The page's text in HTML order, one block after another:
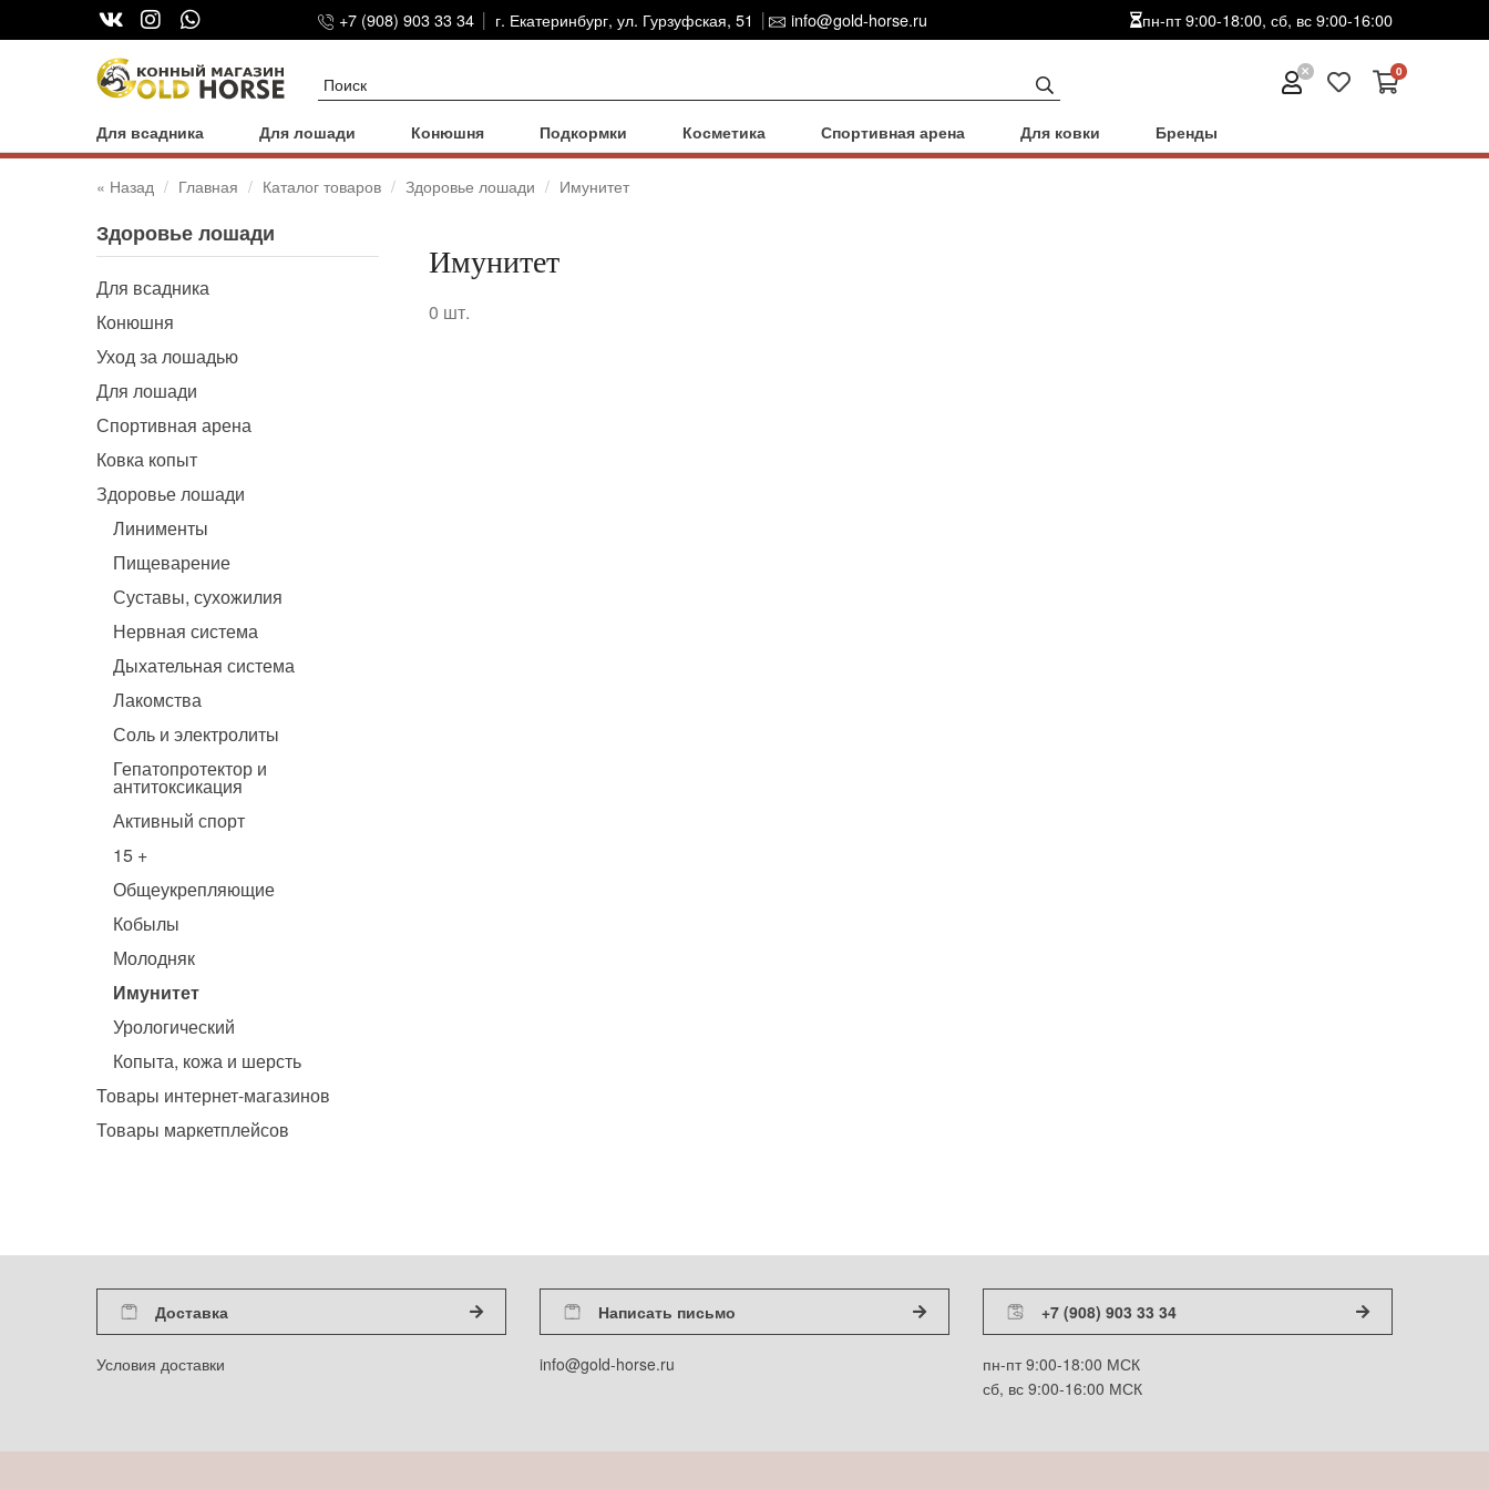
+7 (908) 903 33 34 г. Екатеринбург, ул. Гурзуфская, 51 info@gold-horse.ru пн-пт 9:00-18:00, сб, вс 9:00-16:00
0
Для всадника Для лошади Конюшня Подкормки Косметика Спортивная арена Для ковки Бренды
« Назад Главная Каталог товаров Здоровье лошади Имунитет
Здоровье лошади
Для всадника
Конюшня
Уход за лошадью
Для лошади
Спортивная арена
Ковка копыт
Здоровье лошади
Линименты
Пищеварение
Суставы, сухожилия
Нервная система
Дыхательная система
Лакомства
Соль и электролиты
Гепатопротектор и
антитоксикация
Активный спорт
15 +
Общеукрепляющие
Кобылы
Молодняк
Имунитет
Урологический
Копыта, кожа и шерсть
Товары интернет-магазинов
Товары маркетплейсов
Имунитет
0 шт.
Доставка
Условия доставки
Написать письмо
info@gold-horse.ru
+7 (908) 903 33 34
пн-пт 9:00-18:00 МСК
сб, вс 9:00-16:00 МСК